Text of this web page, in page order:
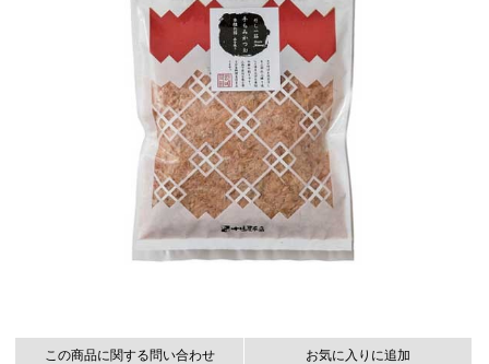
この商品に関する問い合わせ お気に入りに追加